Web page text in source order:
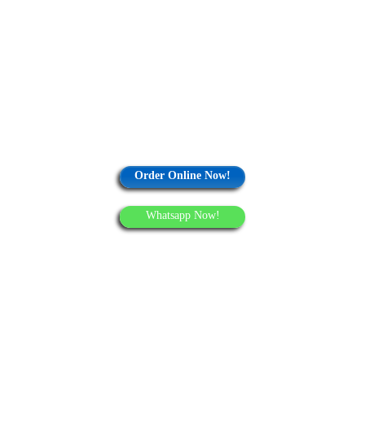
Order Online Now!
Whatsapp Now!